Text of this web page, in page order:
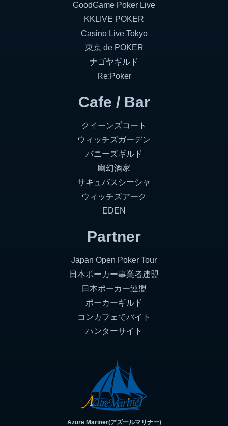
GoodGame Poker Live
KKLIVE POKER
Casino Live Tokyo
東京 de POKER
ナゴヤギルド
Re:Poker
Cafe / Bar
クイーンズコート
ウィッチズガーデン
バニーズギルド
幽幻酒家
サキュバスシーシャ
ウィッチズアーク
EDEN
Partner
Japan Open Poker Tour
日本ポーカー事業者連盟
日本ポーカー連盟
ポーカーギルド
コンカフェでバイト
ハンターサイト
Azure Mariner(アズールマリナー)